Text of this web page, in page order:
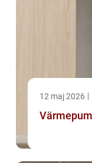
12 maj 2026